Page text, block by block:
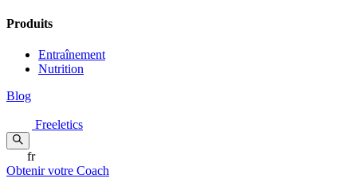
Produits
Entraînement
Nutrition
Blog
Freeletics
fr
Obtenir votre Coach